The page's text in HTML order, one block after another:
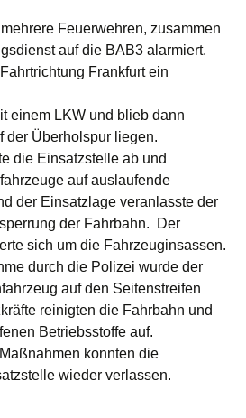
Feuerwehren, zusammen
auf die BAB3 alarmiert.
Frankfurt ein
einem LKW und blieb dann
der Überholspur liegen.
die Einsatzstelle ab und
auf auslaufende
der Einsatzlage veranlasste der
der Fahrbahn. Der
sich um die Fahrzeuginsassen.
durch die Polizei wurde der
auf den Seitenstreifen
reinigten die Fahrbahn und
Betriebsstoffe auf.
konnten die
wieder verlassen.